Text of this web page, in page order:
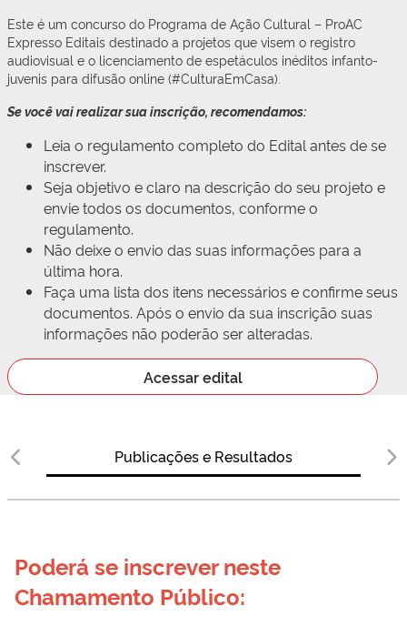
Este é um concurso do Programa de Ação Cultural – ProAC
Expresso Editais destinado a projetos que visem o registro
audiovisual e o licenciamento de espetáculos inéditos infanto-
juvenis para difusão online (#CulturaEmCasa).
Se você vai realizar sua inscrição, recomendamos:
Leia o regulamento completo do Edital antes de se
inscrever.
Seja objetivo e claro na descrição do seu projeto e
envie todos os documentos, conforme o
regulamento.
Não deixe o envio das suas informações para a
última hora.
Faça uma lista dos itens necessários e confirme seus
documentos. Após o envio da sua inscrição suas
informações não poderão ser alteradas.
Acessar edital
Publicações e Resultados
Poderá se inscrever neste
Chamamento Público: